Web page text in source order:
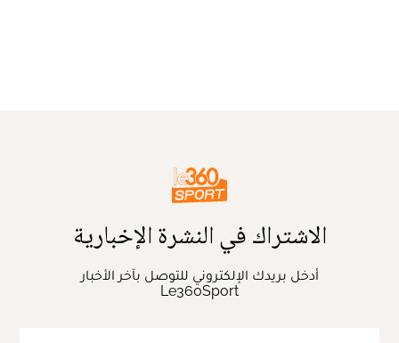
الاشتراك في النشرة الإخبارية
أدخل بريدك الإلكتروني للتوصل بآخر الأخبار
Le360Sport